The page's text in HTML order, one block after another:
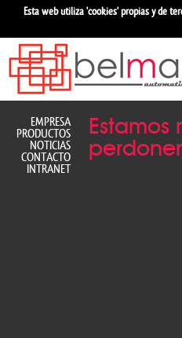
Esta web utiliza 'cookies' propias y de
EMPRESA
PRODUCTOS
NOTICIAS
CONTACTO
INTRANET